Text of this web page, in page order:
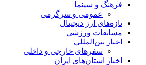
فرهنگ و سینما
عمومی و سرگرمی
تازه‌های ارز دیجیتال
مسابقات ورزشی
اخبار بین‌المللی
سفرهای خارجی و داخلی
اخبار استان‌های ایران